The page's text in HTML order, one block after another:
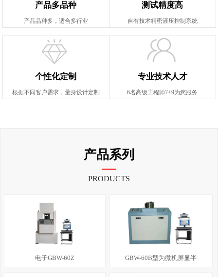
产品多品种
产品品种多，适合多行业
测试精度高
自有技术精密液压控制系统
个性化定制
根据不同客户需求，量身设计定制
专业技术人才
6名高级工程师7+9为您服务
产品系列
PRODUCTS
电子GBW-60Z GBW-60B型为微机屏显半